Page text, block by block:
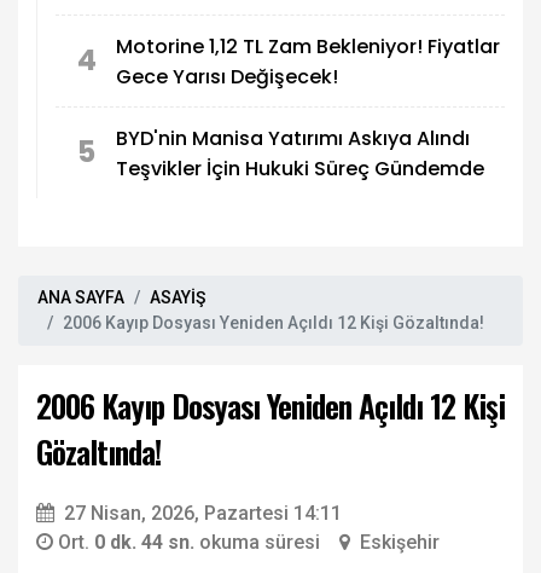
4
Motorine 1,12 TL Zam Bekleniyor! Fiyatlar
Gece Yarısı Değişecek!
5
BYD'nin Manisa Yatırımı Askıya Alındı
Teşvikler İçin Hukuki Süreç Gündemde
ANA SAYFA
ASAYİŞ
2006 Kayıp Dosyası Yeniden Açıldı 12 Kişi Gözaltında!
2006 Kayıp Dosyası Yeniden Açıldı 12 Kişi
Gözaltında!
27 Nisan, 2026, Pazartesi 14:11
Ort. 0 dk. 44 sn. okuma süresi Eskişehir